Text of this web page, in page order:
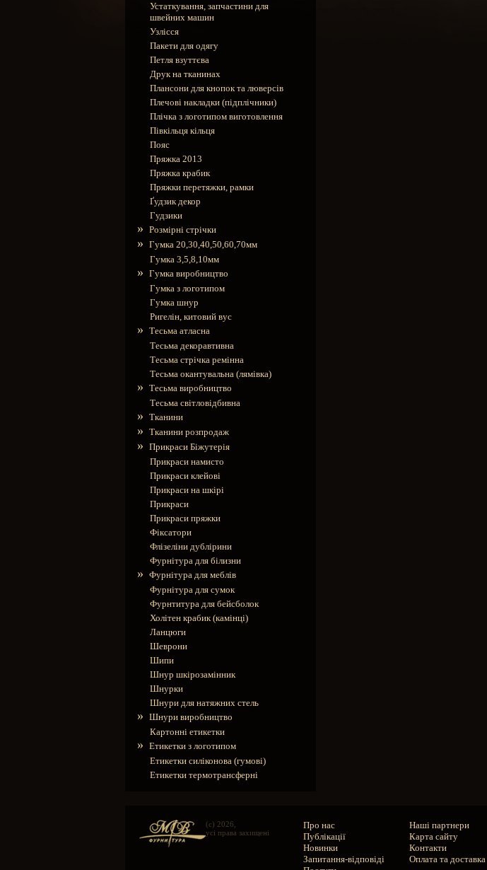
Устаткування, запчастини для
швейних машин
Узлісся
Пакети для одягу
Петля взуттєва
Друк на тканинах
Плансони для кнопок та люверсів
Плечові накладки (підплічники)
Плічка з логотипом виготовлення
Півкільця кільця
Пояс
Пряжка 2013
Пряжка крабик
Пряжки перетяжки, рамки
Ґудзик декор
Гудзики
» Розмірні стрічки
» Гумка 20,30,40,50,60,70мм
Гумка 3,5,8,10мм
» Гумка виробництво
Гумка з логотипом
Гумка шнур
Ригелін, китовий вус
» Тесьма атласна
Тесьма декоравтивна
Тесьма стрічка ремінна
Тесьма окантувальна (лямівка)
» Тесьма виробництво
Тесьма світловідбивна
» Тканини
» Тканини розпродаж
» Прикраси Біжутерія
Прикраси намисто
Прикраси клейові
Прикраси на шкірі
Прикраси
Прикраси пряжки
Фіксатори
Флізеліни дублірини
Фурнітура для білизни
» Фурнітура для меблів
Фурнітура для сумок
Фурнтитура для бейсболок
Холітен крабик (камінці)
Ланцюги
Шеврони
Шипи
Шнур шкірозамінник
Шнурки
Шнури для натяжних стель
» Шнури виробництво
Картонні етикетки
» Етикетки з логотипом
Етикетки силіконова (гумові)
Етикетки термотрансферні
(c) 2026,
усі права захищені
Про нас
Наші партнери
Публікації
Карта сайту
Новинки
Контакти
Запитання-відповіді
Оплата та доставка